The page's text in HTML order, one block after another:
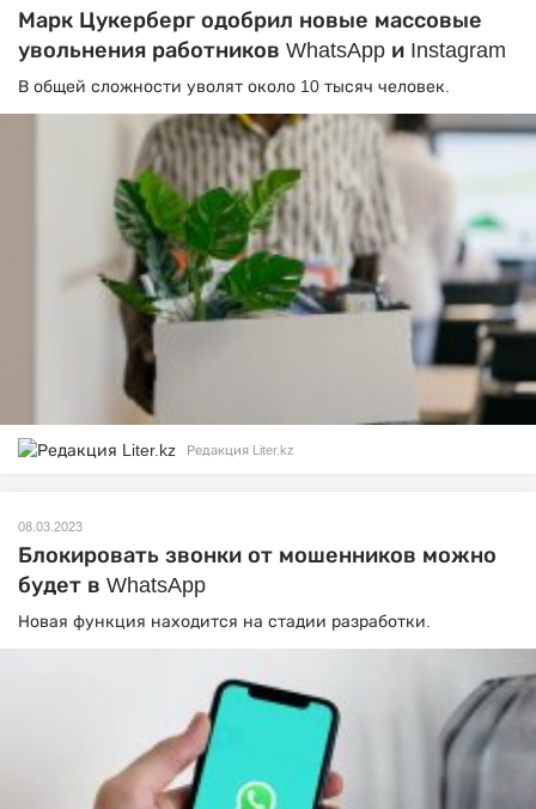
Марк Цукерберг одобрил новые массовые
увольнения работников WhatsApp и Instagram
В общей сложности уволят около 10 тысяч человек.
Редакция Liter.kz
08.03.2023
Блокировать звонки от мошенников можно
будет в WhatsApp
Новая функция находится на стадии разработки.